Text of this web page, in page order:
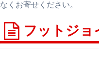
なくお寄せください。
フットジ